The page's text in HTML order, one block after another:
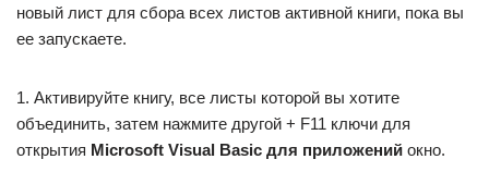
новый лист для сбора всех листов активной книги, пока вы
ее запускаете.
1. Активируйте книгу, все листы которой вы хотите
объединить, затем нажмите другой + F11 ключи для
открытия Microsoft Visual Basic для приложений окно.